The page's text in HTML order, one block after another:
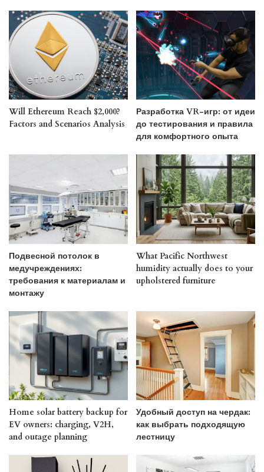
Will Ethereum Reach $2,000?
Factors and Scenarios Analysis
Разработка VR-игр: от идеи
до тестирования и правила
для комфортного опыта
Подвесной потолок в
медучреждениях:
требования к материалам и
монтажу
What Pacific Northwest
humidity actually does to your
upholstered furniture
Home solar battery backup for
EV owners: charging, V2H,
and outage planning
Удобный доступ на чердак:
как выбрать подходящую
лестницу